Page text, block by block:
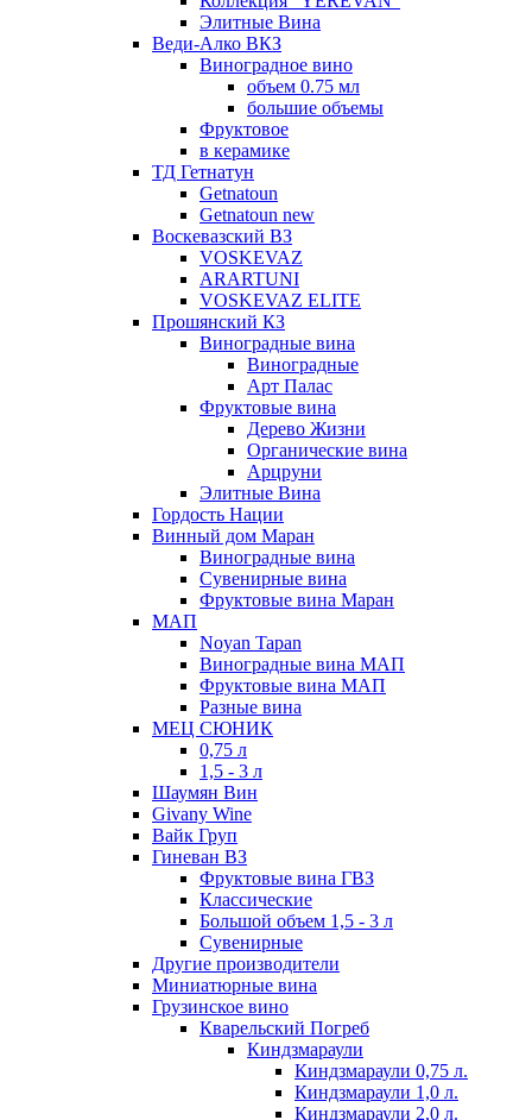
Элитные Вина
Веди-Алко ВКЗ
Виноградное вино
объем 0.75 мл
большие объемы
Фруктовое
в керамике
ТД Гетнатун
Getnatoun
Getnatoun new
Воскевазский ВЗ
VOSKEVAZ
ARARTUNI
VOSKEVAZ ELITE
Прошянский КЗ
Виноградные вина
Виноградные
Арт Палас
Фруктовые вина
Дерево Жизни
Органические вина
Арцруни
Элитные Вина
Гордость Нации
Винный дом Маран
Виноградные вина
Сувенирные вина
Фруктовые вина Маран
МАП
Noyan Tapan
Виноградные вина МАП
Фруктовые вина МАП
Разные вина
МЕЦ СЮНИК
0,75 л
1,5 - 3 л
Шаумян Вин
Givany Wine
Вайк Груп
Гиневан ВЗ
Фруктовые вина ГВЗ
Классические
Большой объем 1,5 - 3 л
Сувенирные
Другие производители
Миниатюрные вина
Грузинское вино
Кварельский Погреб
Киндзмараули
Киндзмараули 0,75 л.
Киндзмараули 1,0 л.
Киндзмараули 2,0 л.